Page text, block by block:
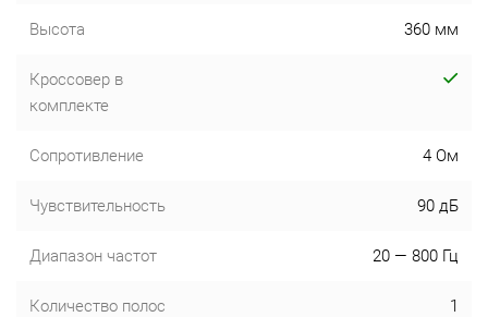
Высота 360 мм
Кроссовер в
комплекте
Сопротивление 4 Ом
Чувствительность 90 дБ
Диапазон частот 20 — 800 Гц
Количество полос 1